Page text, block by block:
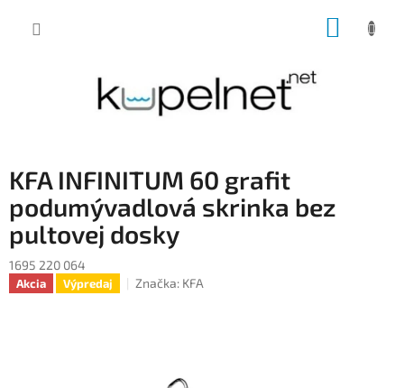
KFA INFINITUM 60 grafit
podumývadlová skrinka bez
pultovej dosky
1695 220 064
Akcia Výpredaj Značka: KFA